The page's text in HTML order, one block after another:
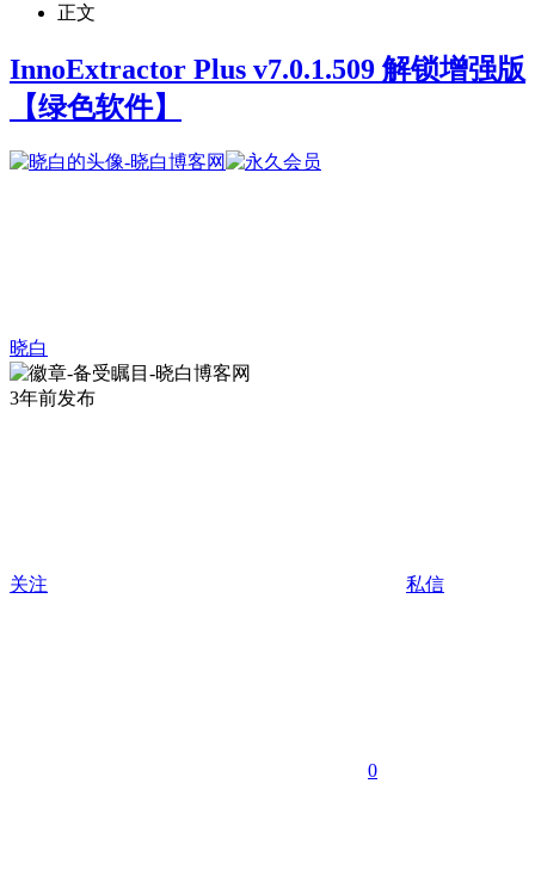
正文
InnoExtractor Plus v7.0.1.509 解锁增强版
【绿色软件】
晓白
3年前发布
关注 私信
0